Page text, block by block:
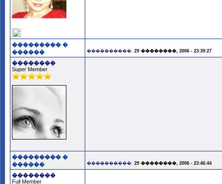
��������� �
������
����������: 29 ��������, 2006 - 23:39:27
��������
Super Member
��������� �
������
����������: 29 ��������, 2006 - 23:46:44
��������
Full Member